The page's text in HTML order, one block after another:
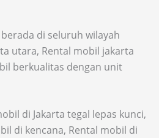
di seluruh wilayah
utara, Rental mobil jakarta
berkualitas dengan unit
di Jakarta tegal lepas kunci,
di kencana, Rental mobil di